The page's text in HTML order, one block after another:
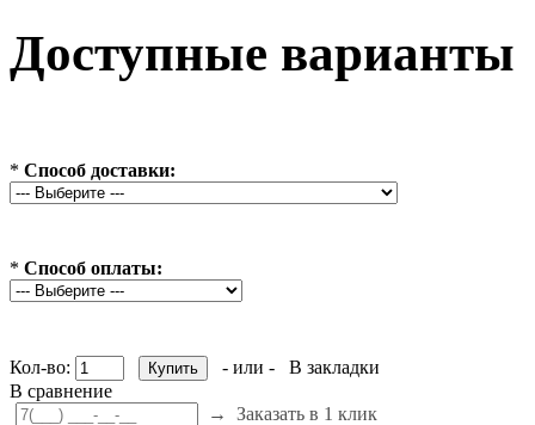
Доступные варианты
* Способ доставки:
* Способ оплаты:
Кол-во: - или -
В закладки
В сравнение
→ Заказать в 1 клик